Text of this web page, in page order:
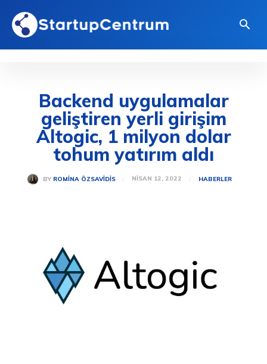
Backend uygulamalar
geliştiren yerli girişim
Altogic, 1 milyon dolar
tohum yatırım aldı
BY ROMINA ÖZSAVIDIS NISAN 12, 2022 HABERLER